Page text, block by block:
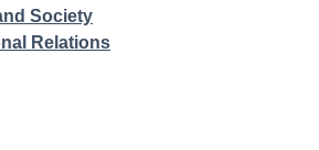
Society
Relations